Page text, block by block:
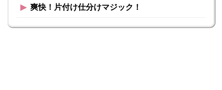
▶︎ 爽快！片付け仕分けマジック！